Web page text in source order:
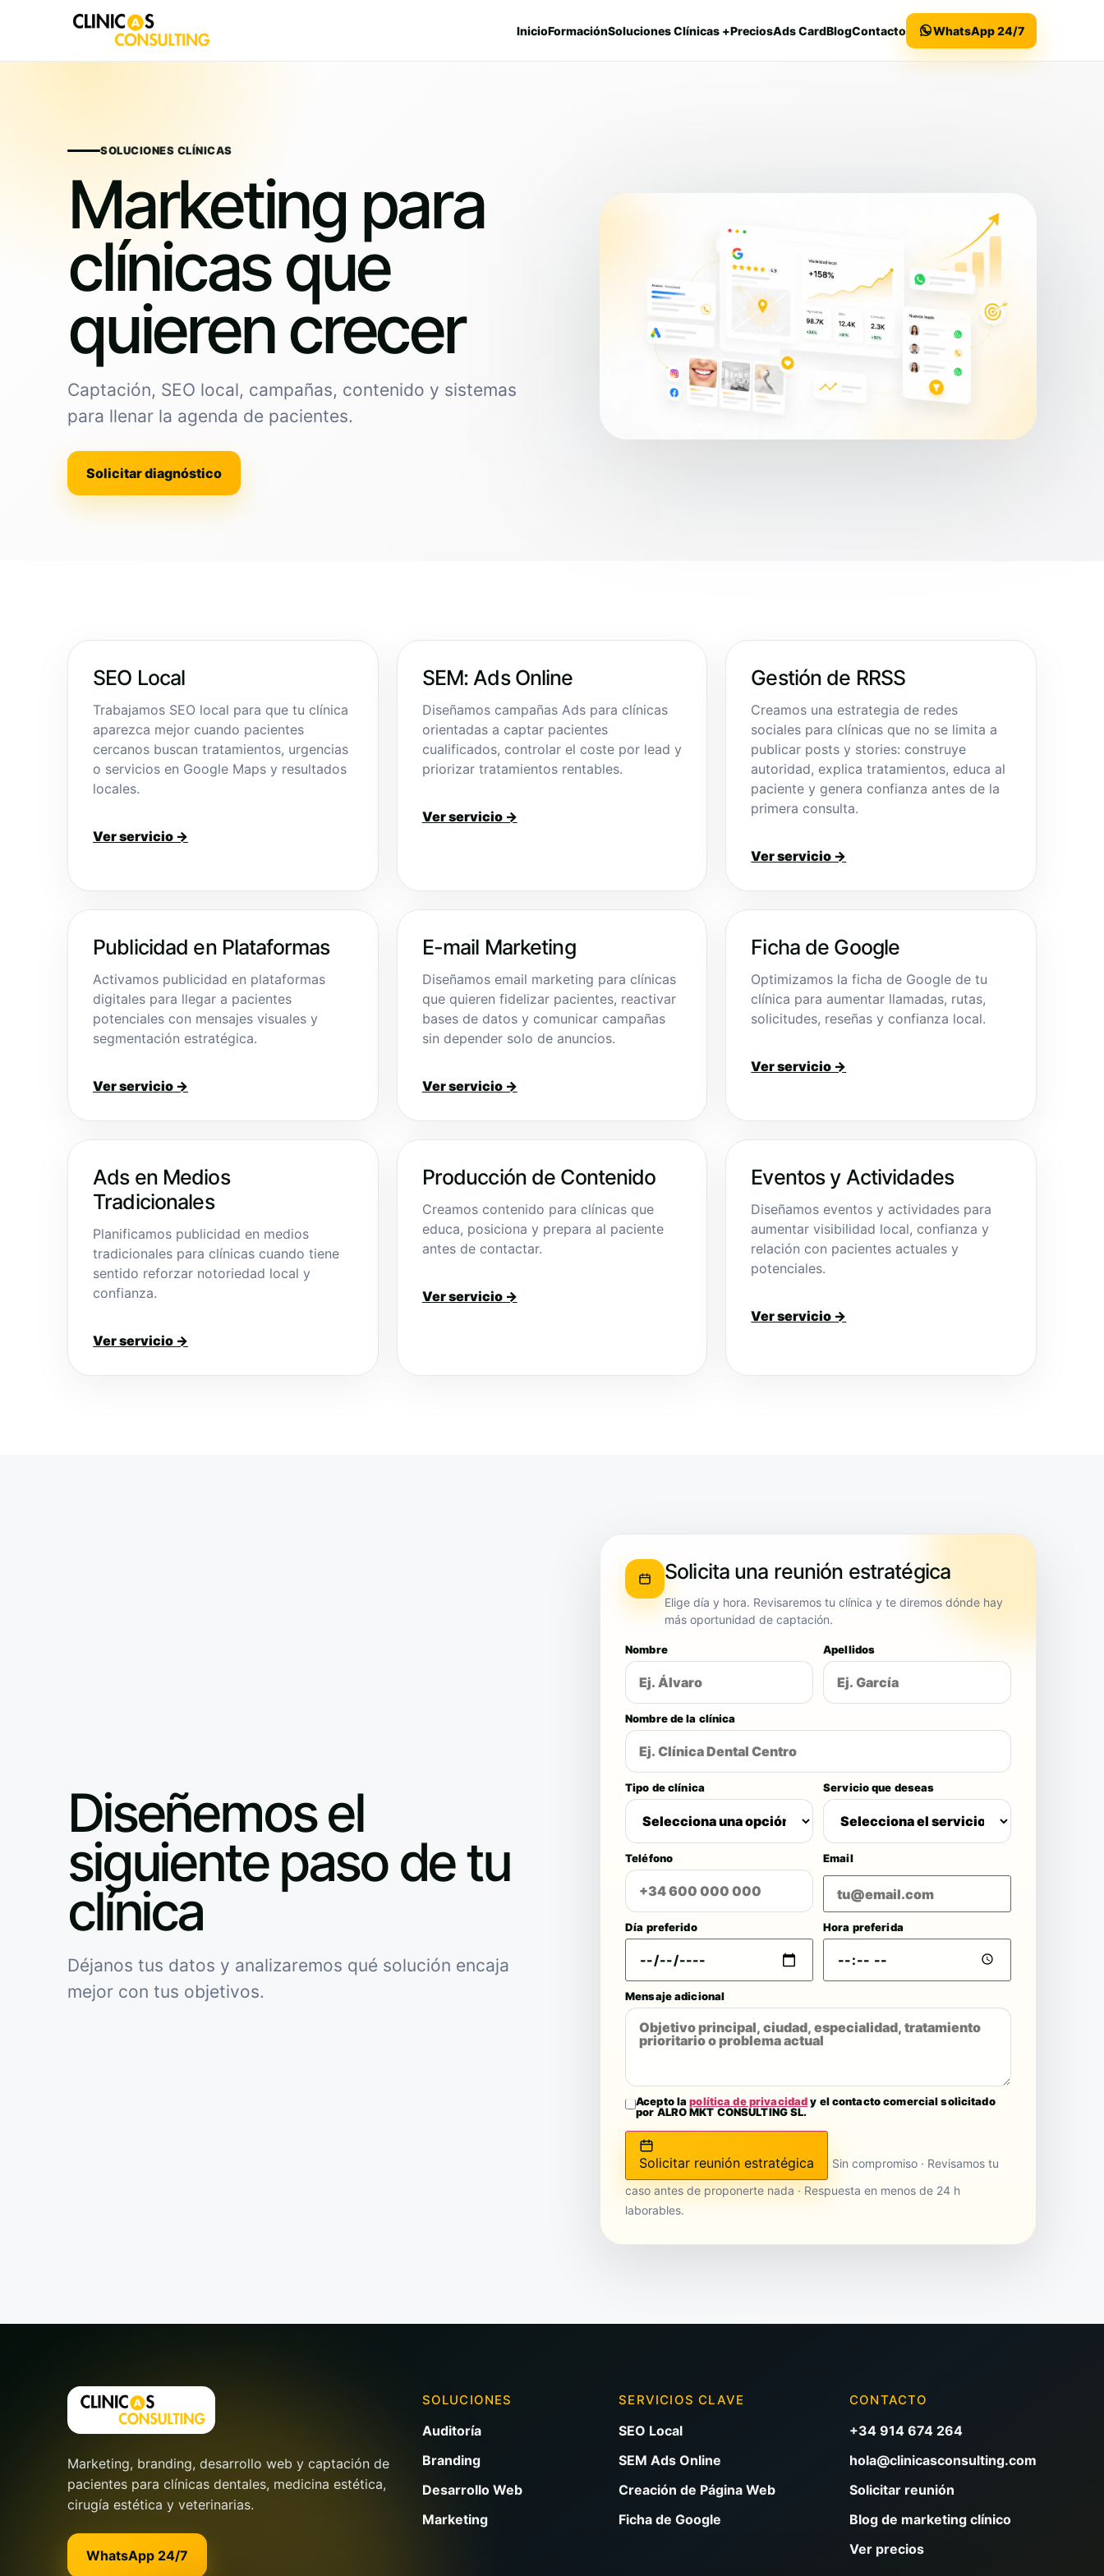
InicioFormaciónSoluciones Clínicas +PreciosAds CardBlogContacto WhatsApp 24/7
SOLUCIONES CLÍNICAS
Marketing para
clínicas que
quieren crecer
Captación, SEO local, campañas, contenido y sistemas
para llenar la agenda de pacientes.
Solicitar diagnóstico
SEO Local
Trabajamos SEO local para que tu clínica
aparezca mejor cuando pacientes
cercanos buscan tratamientos, urgencias
o servicios en Google Maps y resultados
locales.
Ver servicio →
SEM: Ads Online
Diseñamos campañas Ads para clínicas
orientadas a captar pacientes
cualificados, controlar el coste por lead y
priorizar tratamientos rentables.
Ver servicio →
Gestión de RRSS
Creamos una estrategia de redes
sociales para clínicas que no se limita a
publicar posts y stories: construye
autoridad, explica tratamientos, educa al
paciente y genera confianza antes de la
primera consulta.
Ver servicio →
Publicidad en Plataformas
Activamos publicidad en plataformas
digitales para llegar a pacientes
potenciales con mensajes visuales y
segmentación estratégica.
Ver servicio →
E-mail Marketing
Diseñamos email marketing para clínicas
que quieren fidelizar pacientes, reactivar
bases de datos y comunicar campañas
sin depender solo de anuncios.
Ver servicio →
Ficha de Google
Optimizamos la ficha de Google de tu
clínica para aumentar llamadas, rutas,
solicitudes, reseñas y confianza local.
Ver servicio →
Ads en Medios
Tradicionales
Planificamos publicidad en medios
tradicionales para clínicas cuando tiene
sentido reforzar notoriedad local y
confianza.
Ver servicio →
Producción de Contenido
Creamos contenido para clínicas que
educa, posiciona y prepara al paciente
antes de contactar.
Ver servicio →
Eventos y Actividades
Diseñamos eventos y actividades para
aumentar visibilidad local, confianza y
relación con pacientes actuales y
potenciales.
Ver servicio →
Diseñemos el
siguiente paso de tu
clínica
Déjanos tus datos y analizaremos qué solución encaja
mejor con tus objetivos.
Solicita una reunión estratégica
Elige día y hora. Revisaremos tu clínica y te diremos dónde hay
más oportunidad de captación.
Nombre Apellidos
Nombre de la clínica
Tipo de clínica Servicio que deseas
Teléfono Email
Día preferido Hora preferida
Mensaje adicional
Acepto lapolítica de privacidady el contacto comercial solicitado
por ALRO MKT CONSULTING SL.
Solicitar reunión estratégica
Sin compromiso · Revisamos tu
caso antes de proponerte nada · Respuesta en menos de 24 h
laborables.
Marketing, branding, desarrollo web y captación de
pacientes para clínicas dentales, medicina estética,
cirugía estética y veterinarias.
WhatsApp 24/7
SOLUCIONES
Auditoría
Branding
Desarrollo Web
Marketing
SERVICIOS CLAVE
SEO Local
SEM Ads Online
Creación de Página Web
Ficha de Google
CONTACTO
+34 914 674 264
hola@clinicasconsulting.com
Solicitar reunión
Blog de marketing clínico
Ver precios